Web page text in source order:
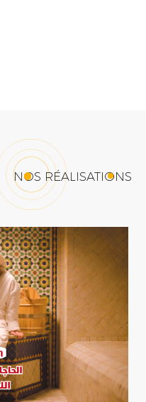
NOS RÉALISATIONS